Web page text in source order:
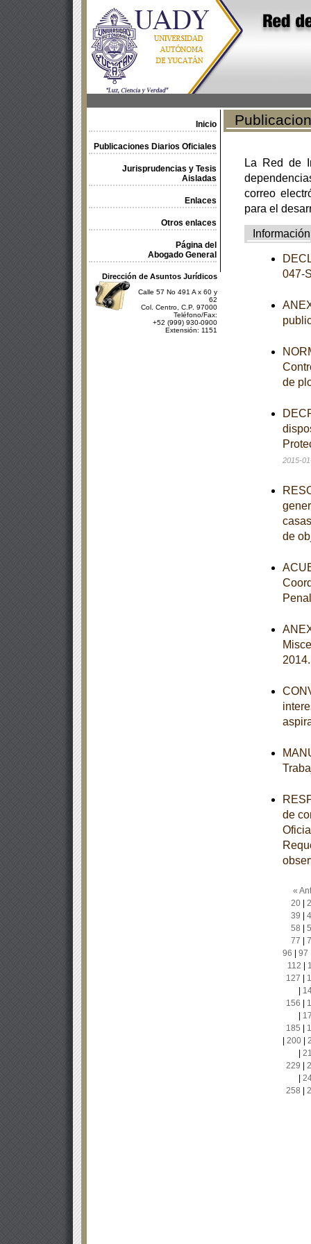
Inicio
Publicaciones Diarios Oficiales
Jurisprudencias y Tesis
Aisladas
Enlaces
Otros enlaces
Página del
Abogado General
Dirección de Asuntos Jurídicos
Calle 57 No 491 A x 60 y
62
Col. Centro, C.P. 97000
Teléfono/Fax:
+52 (999) 930-0900
Extensión: 1151
La Red de
correo
para el
Información
047-
de
2015-
de
de
«
20|
39
58
77
96
97
112
127
156
185
200|
229
258